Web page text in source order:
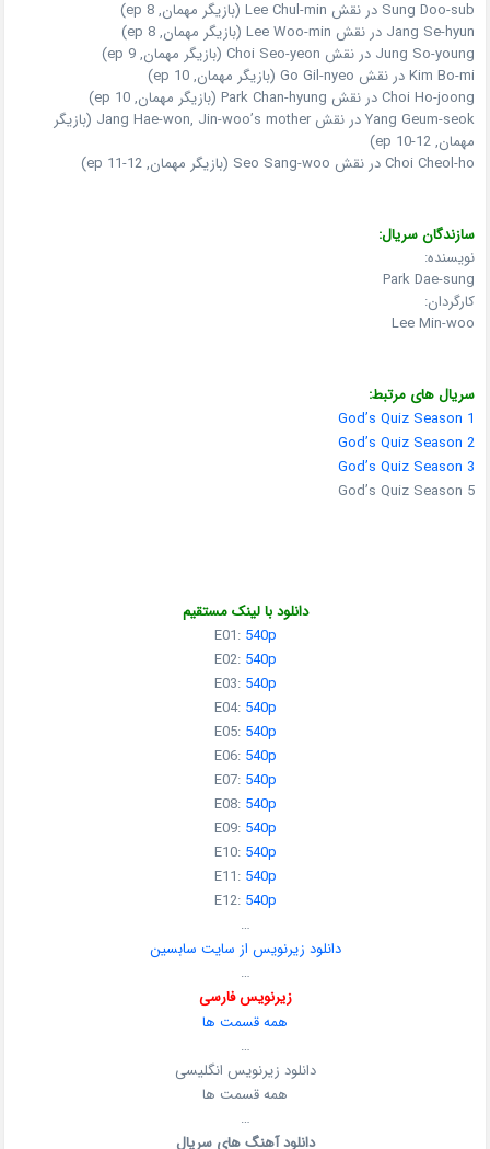
Sung Doo-sub در نقش Lee Chul-min (بازیگر مهمان, ep 8)
Jang Se-hyun در نقش Lee Woo-min (بازیگر مهمان, ep 8)
Jung So-young در نقش Choi Seo-yeon (بازیگر مهمان, ep 9)
Kim Bo-mi در نقش Go Gil-nyeo (بازیگر مهمان, ep 10)
Choi Ho-joong در نقش Park Chan-hyung (بازیگر مهمان, ep 10)
Yang Geum-seok در نقش Jang Hae-won, Jin-woo’s mother (بازیگر
مهمان, ep 10-12)
Choi Cheol-ho در نقش Seo Sang-woo (بازیگر مهمان, ep 11-12)
سازندگان سریال:
نویسنده:
Park Dae-sung
کارگردان:
Lee Min-woo
سریال های مرتبط:
God’s Quiz Season 1
God’s Quiz Season 2
God’s Quiz Season 3
God’s Quiz Season 5
دانلود با لینک مستقیم
E01: 540p
E02: 540p
E03: 540p
E04: 540p
E05: 540p
E06: 540p
E07: 540p
E08: 540p
E09: 540p
E10: 540p
E11: 540p
E12: 540p
…
دانلود زیرنویس از سایت سابسین
…
زیرنویس فارسی
همه قسمت ها
…
دانلود زیرنویس انگلیسی
همه قسمت ها
…
دانلود آهنگ های سریال